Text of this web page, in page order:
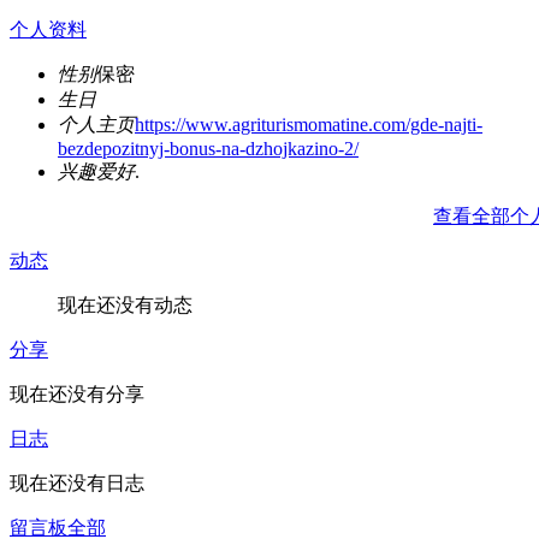
个人资料
性别保密
生日
个人主页https://www.agriturismomatine.com/gde-najti-
bezdepozitnyj-bonus-na-dzhojkazino-2/
兴趣爱好.
查看全部个
动态
现在还没有动态
分享
现在还没有分享
日志
现在还没有日志
留言板全部